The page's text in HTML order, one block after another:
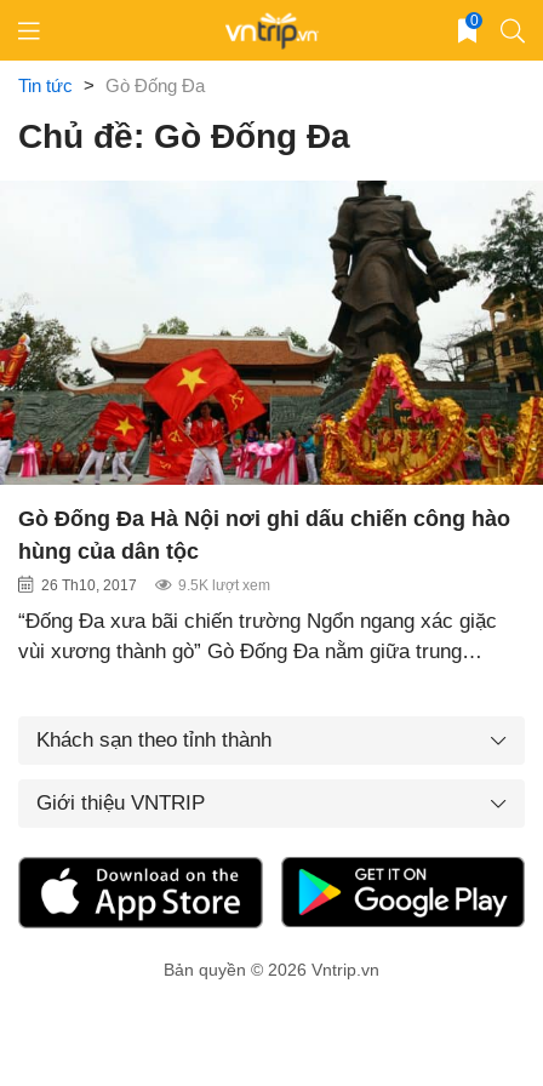
content
0
Tin tức > Gò Đống Đa
Chủ đề: Gò Đống Đa
Gò Đống Đa Hà Nội nơi ghi dấu chiến công hào
hùng của dân tộc
26 Th10, 2017 9.5K lượt xem
“Đống Đa xưa bãi chiến trường Ngổn ngang xác giặc
vùi xương thành gò” Gò Đống Đa nằm giữa trung…
Khách sạn theo tỉnh thành
Giới thiệu VNTRIP
Bản quyền © 2026 Vntrip.vn